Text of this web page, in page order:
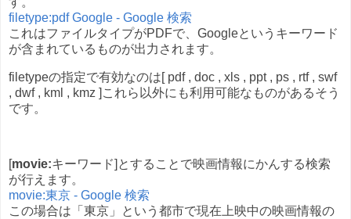
filetype:pdf Google - Google 検索
これはファイルタイプがPDFで、Googleというキーワード
が含まれているものが出力されます。
filetypeの指定で有効なのは[ pdf , doc , xls , ppt , ps , rtf , swf
, dwf , kml , kmz ]これら以外にも利用可能なものがあるそう
です。
[movie:キーワード]とすることで映画情報にかんする検索
が行えます。
movie:東京 - Google 検索
この場合は「東京」という都市で現在上映中の映画情報の